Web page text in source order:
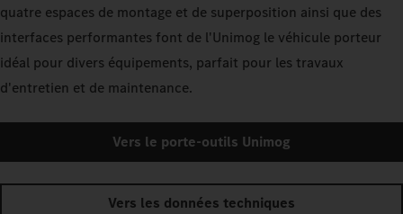
quatre espaces de montage et de superposition ainsi que des
interfaces performantes font de l'Unimog le véhicule porteur
idéal pour divers équipements, parfait pour les travaux
d'entretien et de maintenance.
Vers le porte-outils Unimog
Vers les données techniques